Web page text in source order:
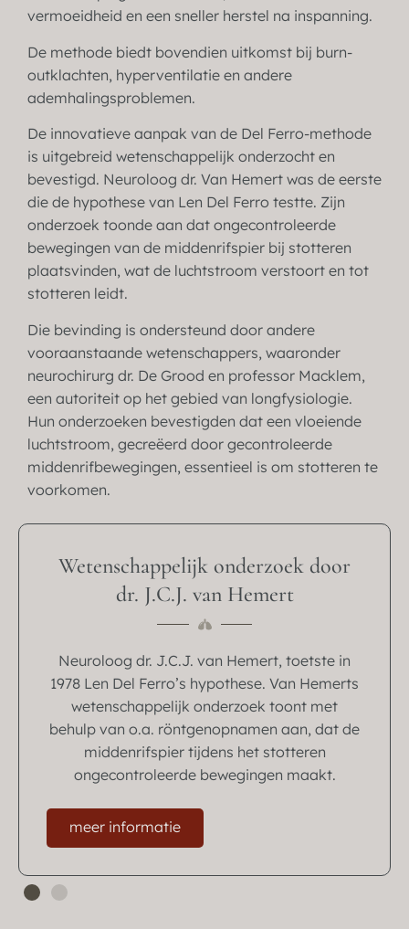
vermoeidheid en een sneller herstel na inspanning.
De methode biedt bovendien uitkomst bij burn-
outklachten, hyperventilatie en andere
ademhalingsproblemen.
De innovatieve aanpak van de Del Ferro-methode
is uitgebreid wetenschappelijk onderzocht en
bevestigd. Neuroloog dr. Van Hemert was de eerste
die de hypothese van Len Del Ferro testte. Zijn
onderzoek toonde aan dat ongecontroleerde
bewegingen van de middenrifspier bij stotteren
plaatsvinden, wat de luchtstroom verstoort en tot
stotteren leidt.
Die bevinding is ondersteund door andere
vooraanstaande wetenschappers, waaronder
neurochirurg dr. De Grood en professor Macklem,
een autoriteit op het gebied van longfysiologie.
Hun onderzoeken bevestigden dat een vloeiende
luchtstroom, gecreëerd door gecontroleerde
middenrifbewegingen, essentieel is om stotteren te
voorkomen.
Wetenschappelijk onderzoek door
dr. J.C.J. van Hemert
Neuroloog dr. J.C.J. van Hemert, toetste in
1978 Len Del Ferro’s hypothese. Van Hemerts
wetenschappelijk onderzoek toont met
behulp van o.a. röntgenopnamen aan, dat de
middenrifspier tijdens het stotteren
ongecontroleerde bewegingen maakt.
meer informatie